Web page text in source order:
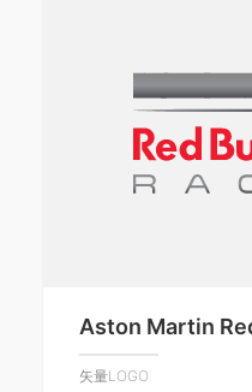
Aston Martin
矢量LOGO